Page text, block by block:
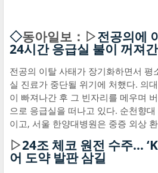
◇동아일보：▷전공의에
24시간 응급실 불이 꺼져
전공의 이탈 사태가 장기화하면서 평
실 진료가 중단될 위기에 처했다. 의
이 빠져나간 후 그 빈자리를 메우며
으로 응급실을 떠나고 있다. 순천향
이고, 서울 한양대병원은 중증 외상
▷24조 체코 원전 수주…
어 도약 발판 삼길